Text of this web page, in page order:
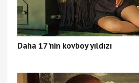
Daha 17'nin kovboy yıldızı